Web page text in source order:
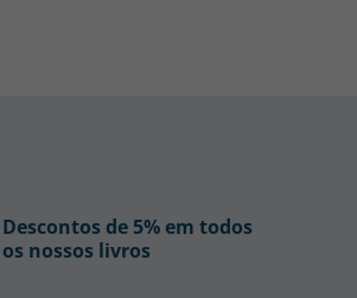
Descontos de 5% em todos
os nossos livros